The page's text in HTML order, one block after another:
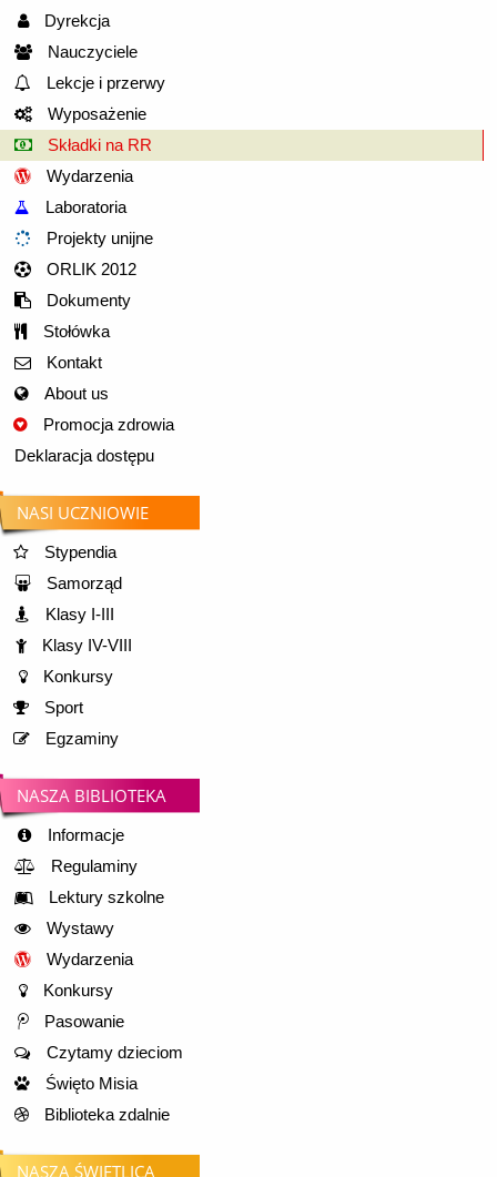
Dyrekcja
Nauczyciele
Lekcje i przerwy
Wyposażenie
Składki na RR
Wydarzenia
Laboratoria
Projekty unijne
ORLIK 2012
Dokumenty
Stołówka
Kontakt
About us
Promocja zdrowia
Deklaracja dostępu
NASI UCZNIOWIE
Stypendia
Samorząd
Klasy I-III
Klasy IV-VIII
Konkursy
Sport
Egzaminy
NASZA BIBLIOTEKA
Informacje
Regulaminy
Lektury szkolne
Wystawy
Wydarzenia
Konkursy
Pasowanie
Czytamy dzieciom
Święto Misia
Biblioteka zdalnie
NASZA ŚWIETLICA